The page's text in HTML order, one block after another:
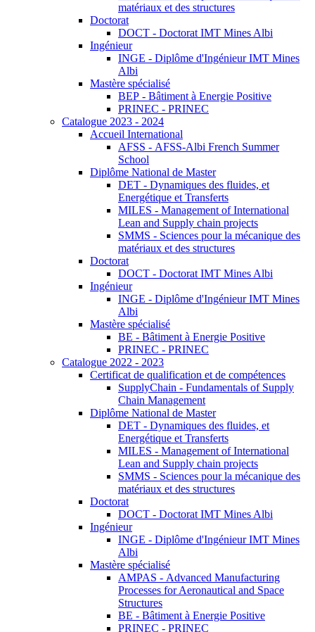
matériaux et des structures
Doctorat
DOCT - Doctorat IMT Mines Albi
Ingénieur
INGE - Diplôme d'Ingénieur IMT Mines
Albi
Mastère spécialisé
BEP - Bâtiment à Energie Positive
PRINEC - PRINEC
Catalogue 2023 - 2024
Accueil International
AFSS - AFSS-Albi French Summer
School
Diplôme National de Master
DET - Dynamiques des fluides, et
Energétique et Transferts
MILES - Management of International
Lean and Supply chain projects
SMMS - Sciences pour la mécanique des
matériaux et des structures
Doctorat
DOCT - Doctorat IMT Mines Albi
Ingénieur
INGE - Diplôme d'Ingénieur IMT Mines
Albi
Mastère spécialisé
BE - Bâtiment à Energie Positive
PRINEC - PRINEC
Catalogue 2022 - 2023
Certificat de qualification et de compétences
SupplyChain - Fundamentals of Supply
Chain Management
Diplôme National de Master
DET - Dynamiques des fluides, et
Energétique et Transferts
MILES - Management of International
Lean and Supply chain projects
SMMS - Sciences pour la mécanique des
matériaux et des structures
Doctorat
DOCT - Doctorat IMT Mines Albi
Ingénieur
INGE - Diplôme d'Ingénieur IMT Mines
Albi
Mastère spécialisé
AMPAS - Advanced Manufacturing
Processes for Aeronautical and Space
Structures
BE - Bâtiment à Energie Positive
PRINEC - PRINEC